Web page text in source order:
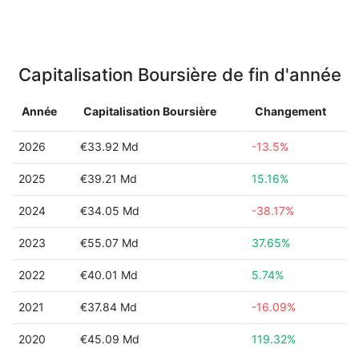
Capitalisation Boursière de fin d'année
Année Capitalisation Boursière Changement
2026 €33.92 Md -13.5%
2025 €39.21 Md 15.16%
2024 €34.05 Md -38.17%
2023 €55.07 Md 37.65%
2022 €40.01 Md 5.74%
2021 €37.84 Md -16.09%
2020 €45.09 Md 119.32%